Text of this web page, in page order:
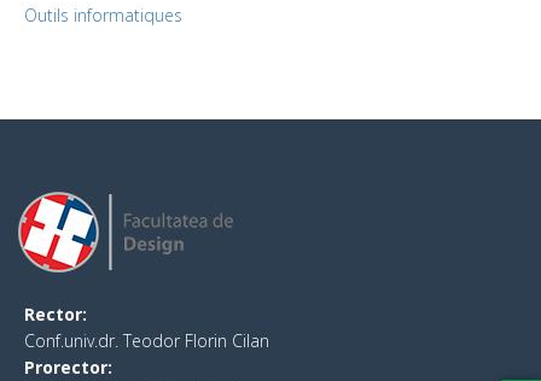
Outils informatiques
Rector:
Conf.univ.dr. Teodor Florin Cilan
Prorector: